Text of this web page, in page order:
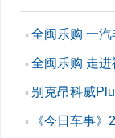
▪ 全闽乐购 一
▪ 全闽乐购 走
▪ 别克昂科威
▪ 《今日车事